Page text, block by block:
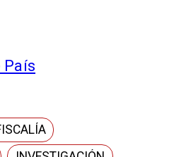
País